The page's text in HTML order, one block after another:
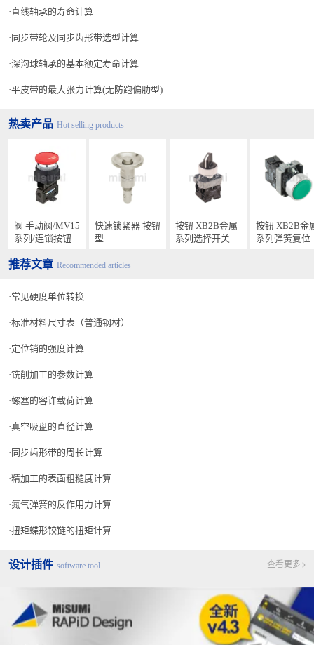
直线轴承的寿命计算
同步带轮及同步齿形带选型计算
深沟球轴承的基本额定寿命计算
平皮带的最大张力计算(无防跑偏肋型)
热卖产品 Hot selling products
阀 手动阀/MV15
系列/连锁按钮
法兰座
快速锁紧器 按钮
型
按钮 XB2B金属
系列选择开关
按钮 XB2B金
系列弹簧复位
推荐文章 Recommended articles
常见硬度单位转换
标准材料尺寸表（普通钢材）
定位销的强度计算
铣削加工的参数计算
螺塞的容许载荷计算
真空吸盘的直径计算
同步齿形带的周长计算
精加工的表面粗糙度计算
氮气弹簧的反作用力计算
扭矩蝶形铰链的扭矩计算
设计插件 software tool 查看更多